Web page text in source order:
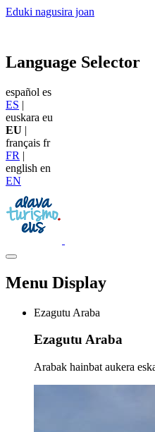
Eduki nagusira joan
Language Selector
español es
ES |
euskara eu
EU |
français fr
FR |
english en
EN
Menu Display
Ezagutu Araba
Ezagutu Araba
Arabak hainbat aukera